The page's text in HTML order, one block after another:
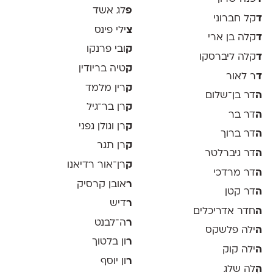
דקל חברוני
דקלה בן ארי
דקלה ליברסקו
דר לאור
הדר בן־שלום
הדר בר
הדר ברוך
הדר גיברלטר
הדר מרדכי
הדר קטן
החדר אדריכלים
הילה פלשקס
הילה קוק
הִלה שלג
פלג אשד
צילי פינס
קובי פרנקו
קטיה בריודין
קרין מלמד
קרן בר־גיל
קרן וגולן גפני
קרן תגר
קרן־אור רדיאנו
ראובן קרסיק
רדיש
רה־לבנט
רון בלטוך
ר ון יוסף